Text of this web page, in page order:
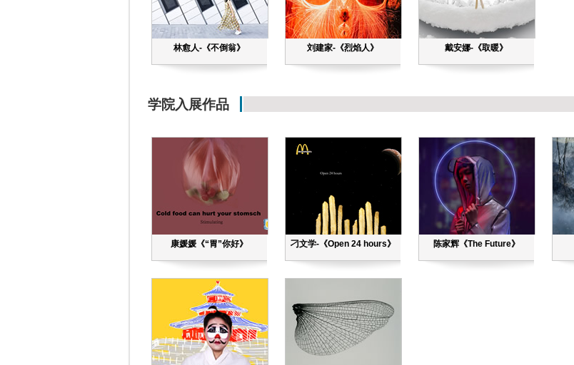
林愈人-《不倒翁》 刘建家-《烈焰人》 戴安娜-《取暖》
学院入展作品
康媛媛《“胃”你好》 刁文学-《Open 24 hours》 陈家辉《The Future》